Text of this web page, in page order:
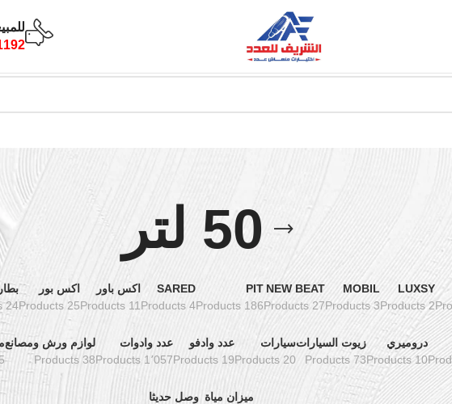
50 لتر
LUXSY
2 Products
MOBIL
3 Products
NEW BEAT
27 Products
PIT
186 Products
SARED
4 Products
اكس باور
11 Products
اكس بور
25 Products
24 Products
دروميري
10 Products
زيوت السيارات
73 Products
سيارات
20 Products
عدد وادفو
19 Products
عدد وادوات
1٬057 Products
لوازم ورش ومصانع
38 Products
ميزان مياة وصل حديثا